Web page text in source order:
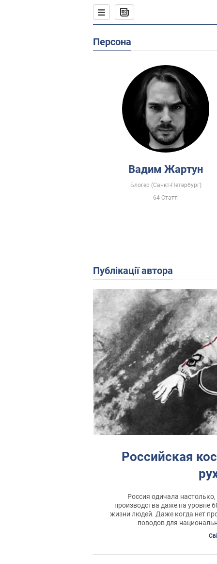
Персона
Вадим Жартун
Блогер (Санкт-Петербург)
64 Статті
Публікації автора
Российская
Россия одичала
производства даже на уровне
жизни людей. Даже когда нет
поводов для